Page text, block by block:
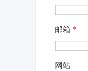
邮箱 *
网站